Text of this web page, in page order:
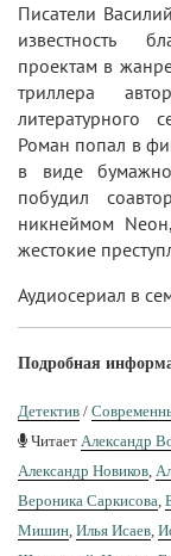
Писатели
известность
проектам в
триллера
литературного
Роман попал в
в виде
побудил
никнеймом
жестокие
Аудиосериал в
Подробная
Детектив /
Читает Александр
Александр Новиков,
Вероника Саркисова,
Мишин, Илья Исаев,